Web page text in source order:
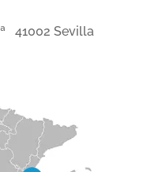
41002 Sevilla